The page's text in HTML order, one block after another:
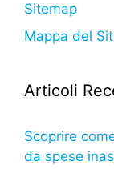
Sitemap
Mappa del
Articoli
Scoprire
da spese